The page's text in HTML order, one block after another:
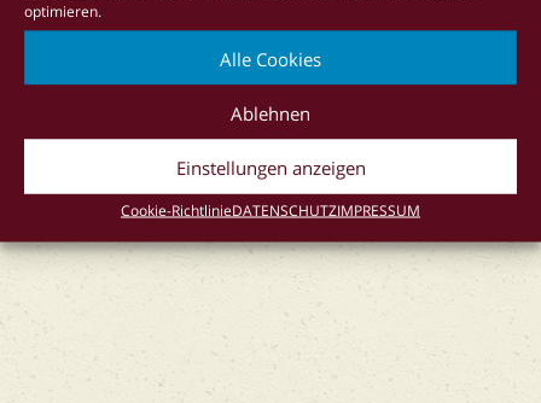
optimieren.
Alle Cookies
Ablehnen
Einstellungen anzeigen
Cookie-RichtlinieDATENSCHUTZIMPRESSUM
Cookie-Richtlinie (EU)